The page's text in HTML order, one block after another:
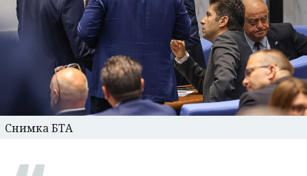
Снимка БТА